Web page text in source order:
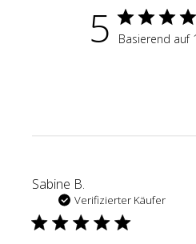
5 Basierend auf
Sabine B.
Verifizierter Käufer